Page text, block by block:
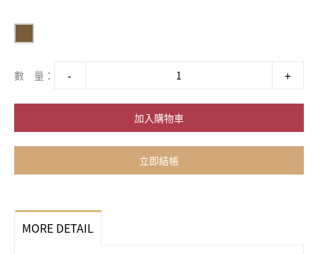
數 量：
加入購物車
立即結帳
MORE DETAIL